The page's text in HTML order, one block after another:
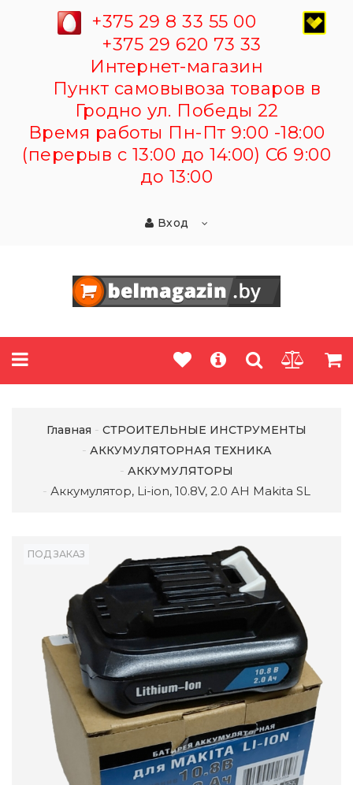
+375 29 8 33 55 00
+375 29 620 73 33
Интернет-магазин
Пункт самовывоза товаров в
Гродно ул. Победы 22
Время работы Пн-Пт 9:00 -18:00
(перерыв с 13:00 до 14:00) Сб 9:00
до 13:00
Вход
Главная
СТРОИТЕЛЬНЫЕ ИНСТРУМЕНТЫ
АККУМУЛЯТОРНАЯ ТЕХНИКА
АККУМУЛЯТОРЫ
Аккумулятор, Li-ion, 10.8V, 2.0 AН Makita SL
ПОД ЗАКАЗ